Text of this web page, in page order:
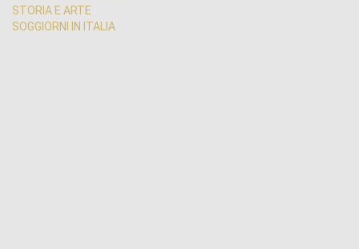
STORIA E ARTE
SOGGIORNI IN ITALIA